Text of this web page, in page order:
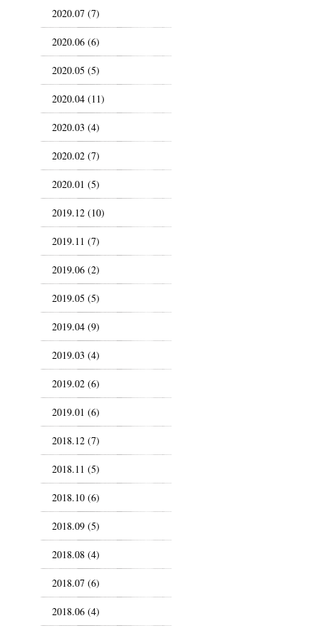
2020.07 (7)
2020.06 (6)
2020.05 (5)
2020.04 (11)
2020.03 (4)
2020.02 (7)
2020.01 (5)
2019.12 (10)
2019.11 (7)
2019.06 (2)
2019.05 (5)
2019.04 (9)
2019.03 (4)
2019.02 (6)
2019.01 (6)
2018.12 (7)
2018.11 (5)
2018.10 (6)
2018.09 (5)
2018.08 (4)
2018.07 (6)
2018.06 (4)